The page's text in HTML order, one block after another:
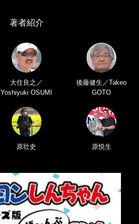
著者紹介
大住良之／
Yoshiyuki OSUMI
後藤健生／Takeo
GOTO
原壮史 原悦生